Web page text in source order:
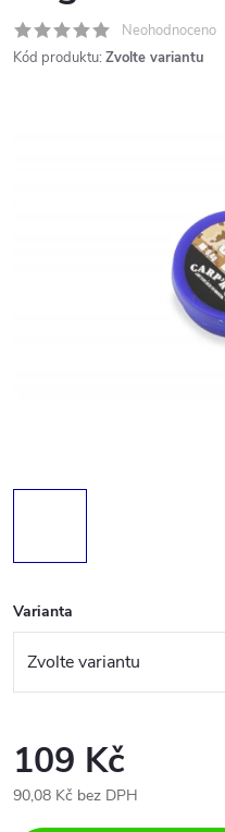
Neohodnoceno
Kód produktu: Zvolte variantu
Varianta
109 Kč
90,08 Kč bez DPH